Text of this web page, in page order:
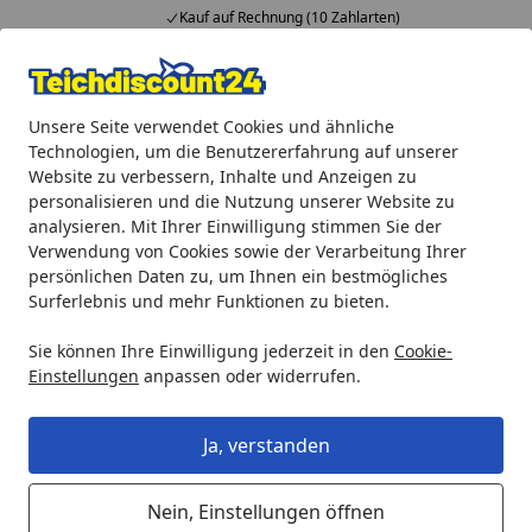
Unsere Seite verwendet Cookies und ähnliche
Technologien, um die Benutzererfahrung auf unserer
Website zu verbessern, Inhalte und Anzeigen zu
personalisieren und die Nutzung unserer Website zu
analysieren. Mit Ihrer Einwilligung stimmen Sie der
Verwendung von Cookies sowie der Verarbeitung Ihrer
persönlichen Daten zu, um Ihnen ein bestmögliches
Surferlebnis und mehr Funktionen zu bieten.
Sie können Ihre Einwilligung jederzeit in den Cookie-
Einstellungen anpassen oder widerrufen.
Ja, verstanden
Nein, Einstellungen öffnen
Kauf auf Rechnung (10 Zahlarten)
Alle Produkte
Mein Konto
Suchen
Startseite
Gardenforma Wasserspiel Abby
Gardenforma Wasserspiel Abby